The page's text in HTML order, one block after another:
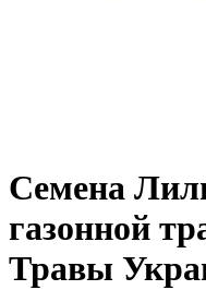
Семена
газонной
Травы